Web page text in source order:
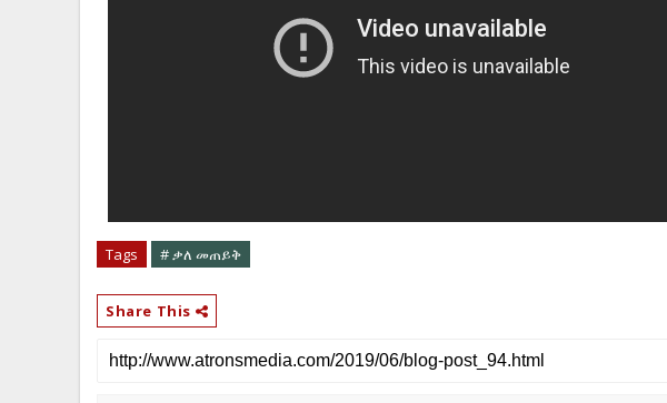
Tags # ቃለ መጠይቅ
Share This